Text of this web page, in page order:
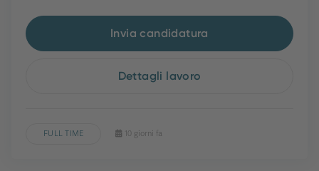
Invia candidatura
Dettagli lavoro
FULL TIME 10 giorni fa